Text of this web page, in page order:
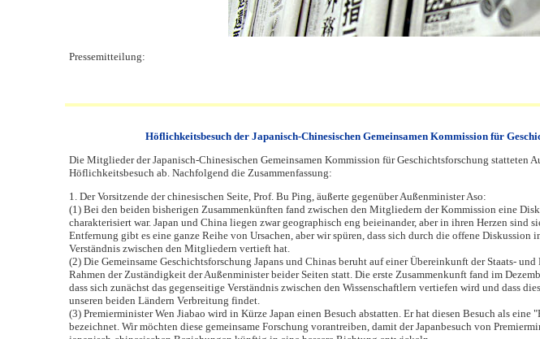
Pressemitteilung:
Höflichkeitsbesuch der Japanisch-Chinesischen Gemeinsamen Kommission für
Die Mitglieder der Japanisch-Chinesischen Gemeinsamen Kommission für Geschichtsforschung statteten
Höflichkeitsbesuch ab. Nachfolgend die Zusammenfassung:
1. Der Vorsitzende der chinesischen Seite, Prof. Bu Ping, äußerte gegenüber Außenminister Aso:
(1) Bei den beiden bisherigen Zusammenkünften fand zwischen den Mitgliedern der Kommission eine
charakterisiert war. Japan und China liegen zwar geographisch eng beieinander, aber in ihren Herzen sind
Entfernung gibt es eine ganze Reihe von Ursachen, aber wir spüren, dass sich durch die offene Diskussion
Verständnis zwischen den Mitgliedern vertieft hat.
(2) Die Gemeinsame Geschichtsforschung Japans und Chinas beruht auf einer Übereinkunft der Staats-
Rahmen der Zuständigkeit der Außenminister beider Seiten statt. Die erste Zusammenkunft fand im
dass sich zunächst das gegenseitige Verständnis zwischen den Wissenschaftlern vertiefen wird und dass
unseren beiden Ländern Verbreitung findet.
(3) Premierminister Wen Jiabao wird in Kürze Japan einen Besuch abstatten. Er hat diesen Besuch als eine
bezeichnet. Wir möchten diese gemeinsame Forschung vorantreiben, damit der Japanbesuch von